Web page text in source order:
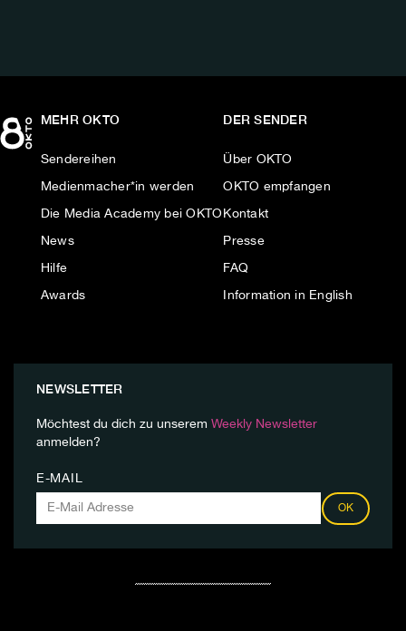
MEHR OKTO
Sendereihen
Medienmacher*in werden
Die Media Academy bei OKTO
News
Hilfe
Awards
DER SENDER
Über OKTO
OKTO empfangen
Kontakt
Presse
FAQ
Information in English
NEWSLETTER
Möchtest du dich zu unserem Weekly Newsletter
anmelden?
E-MAIL
OK